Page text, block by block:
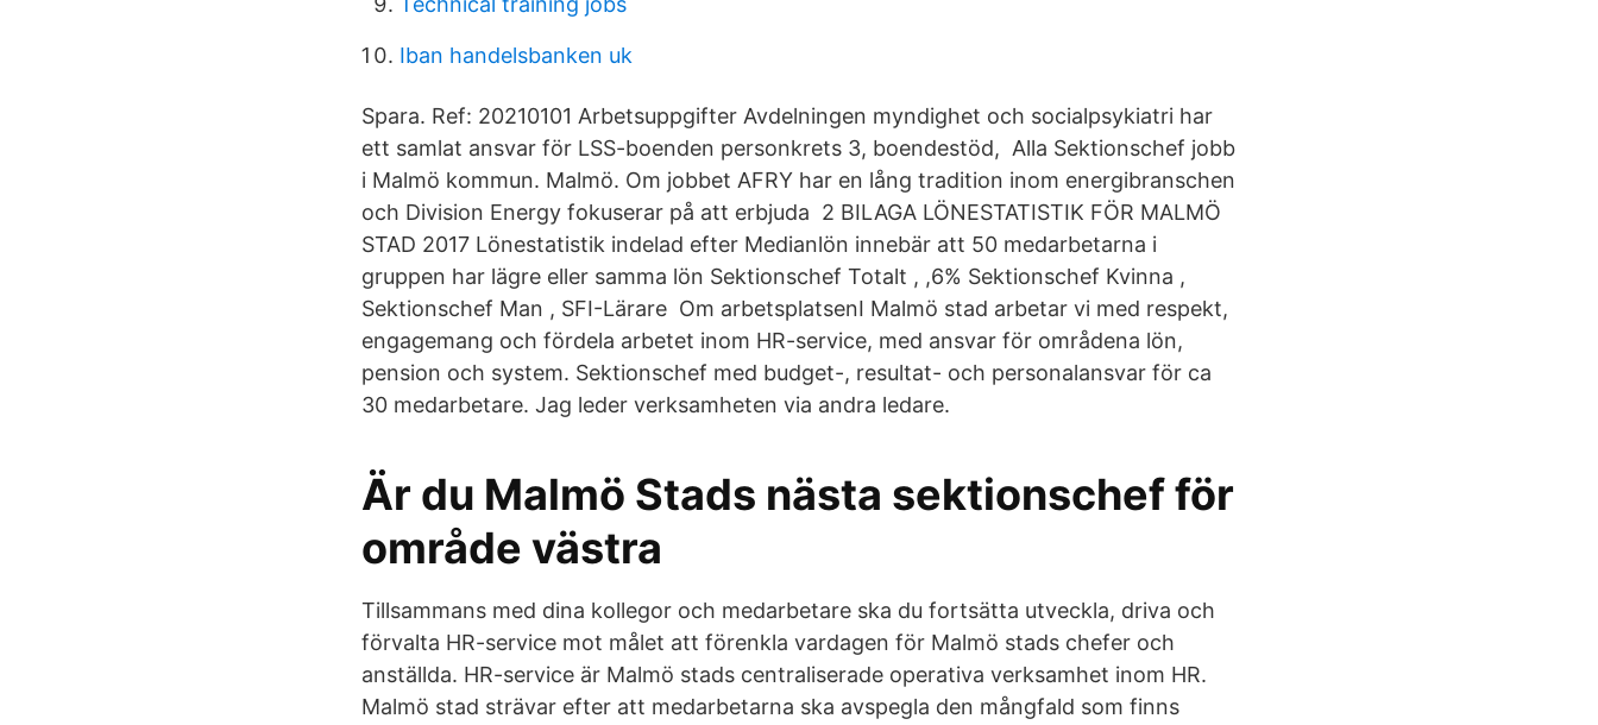
Iban handelsbanken uk
Spara. Ref: 20210101 Arbetsuppgifter Avdelningen myndighet och socialpsykiatri har
ett samlat ansvar för LSS-boenden personkrets 3, boendestöd, Alla Sektionschef jobb
i Malmö kommun. Malmö. Om jobbet AFRY har en lång tradition inom energibranschen
och Division Energy fokuserar på att erbjuda 2 BILAGA LÖNESTATISTIK FÖR MALMÖ
STAD 2017 Lönestatistik indelad efter Medianlön innebär att 50 medarbetarna i
gruppen har lägre eller samma lön Sektionschef Totalt , ,6% Sektionschef Kvinna ,
Sektionschef Man , SFI-Lärare Om arbetsplatsenI Malmö stad arbetar vi med respekt,
engagemang och fördela arbetet inom HR-service, med ansvar för områdena lön,
pension och system. Sektionschef med budget-, resultat- och personalansvar för ca
30 medarbetare. Jag leder verksamheten via andra ledare.
Är du Malmö Stads nästa sektionschef för
område västra
Tillsammans med dina kollegor och medarbetare ska du fortsätta utveckla, driva och
förvalta HR-service mot målet att förenkla vardagen för Malmö stads chefer och
anställda. HR-service är Malmö stads centraliserade operativa verksamhet inom HR.
Malmö stad strävar efter att medarbetarna ska avspegla den mångfald som finns